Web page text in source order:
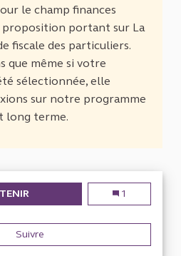
le champ finances
proposition portant sur La
fiscale des particuliers.
que même si votre
sélectionnée, elle
sur notre programme
long terme.
Politique
1
Suivre